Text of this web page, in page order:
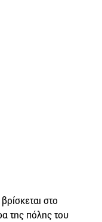
στο
της πόλης του